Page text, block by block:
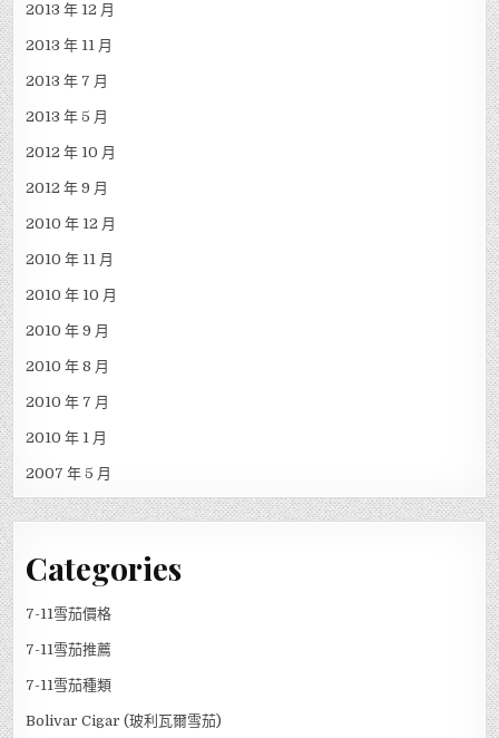
2013 年 12 月
2013 年 11 月
2013 年 7 月
2013 年 5 月
2012 年 10 月
2012 年 9 月
2010 年 12 月
2010 年 11 月
2010 年 10 月
2010 年 9 月
2010 年 8 月
2010 年 7 月
2010 年 1 月
2007 年 5 月
Categories
7-11雪茄價格
7-11雪茄推薦
7-11雪茄種類
Bolivar Cigar (玻利瓦爾雪茄)